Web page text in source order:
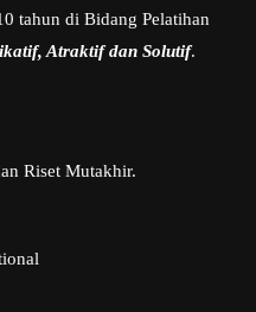
tahun di Bidang Pelatihan
Atraktif dan Solutif.
Riset Mutakhir.